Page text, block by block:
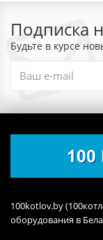
Подписка
Будьте в курсе
100kotlov.by
оборудования в